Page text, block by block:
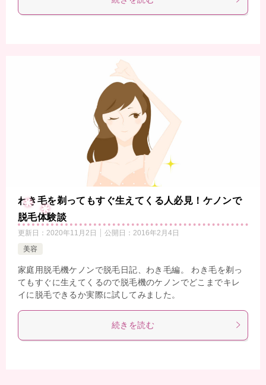
わき毛を剃ってもすぐ生えてくる人必見！ケノンで
脱毛体験談
更新日： 2020年11月2日 公開日： 2016年2月4日
美容
家庭用脱毛機ケノンで脱毛日記、わき毛編。 わき毛を剃っ
てもすぐに生えてくるので脱毛機のケノンでどこまでキレ
イに脱毛できるか実際に試してみました。
続きを読む